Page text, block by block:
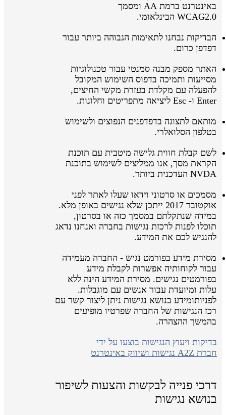
באינטרנט ברמת AA ומסמך
WCAG2.0 הבינלאומי.
הבדיקות נבחנו לתאימות הגבוהה ביותר עבור
דפדפן כרום.
האתר מספק מבנה סמנטי עבור טכנולוגיות
מסייעות ותמיכה בדפוס השימוש המקובל
להפעלה עם מקלדת בעזרת מקשי החיצים,
Enter ו- Esc ליציאה מתפריטים וחלונות.
מותאם לתצוגה בדפדפנים הנפוצים ולשימוש
בטלפון הסלואלרי.
לשם קבלת חווית גלישה מיטבית עם תוכנת
הקראת מסך, אנו ממליצים לשימוש בתוכנת
NVDA העדכנית ביותר.
מסמכים או סרטוני וידאו שעלו לאתר לפני
אוקטובר 2017 ייתכן שלא נגישים באופן מלא.
במידה שנתקלתם במסמך כזה או בסרטון,
תוכלו לפנות לרכזת נגישות בחברה ואנחנו נדאג
להנגיש לכם את המידע.
מסירת מידע בפורמט נגיש - החברה מעמידה
עבור לקוחותיה אפשרות לקבלת מידע
בפורמטים נגישים. מסירת המידע הינה ללא
עלות ומיועדת עבור אנשים עם מוגבלות.
לפניותומידע בנושא נגישות ניתן ליצור קשר עם
רכז הנגישות של החברה שפרטיו מופיעים
בהמשך ההצהרה.
בדיקות ויעוץ הנגישות בוצעו על ידי
חברת A2Z נגישות ושיווק באינטרנט
דרכי פנייה לבקשות והצעות לשיפור
בנושא נגישות